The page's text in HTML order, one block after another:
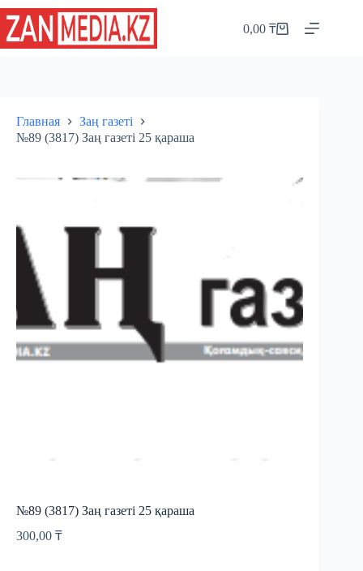
Перейти
сути
Корзина
0,00₸
Главная
Заң газеті
№89 (3817) Заң газеті 25 қараша
№89 (3817) Заң газеті 25 қараша
300,00 ₸